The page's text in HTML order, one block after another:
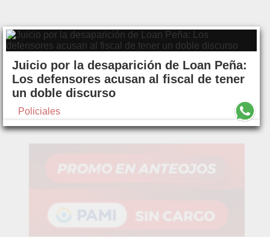
Juicio por la desaparición de Loan Peña:
Los defensores acusan al fiscal de tener
un doble discurso
Policiales